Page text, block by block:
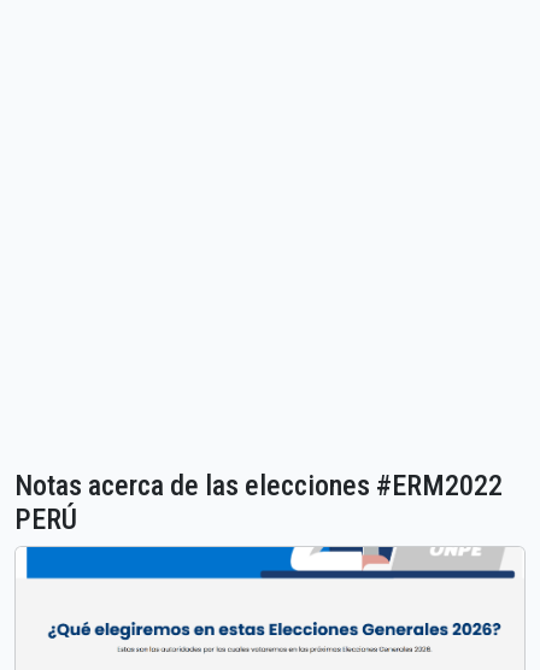
Notas acerca de las elecciones #ERM2022
PERÚ